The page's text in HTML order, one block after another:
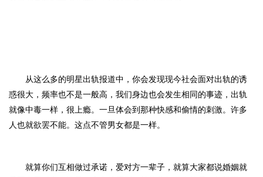
从这么多的明星出轨报道中，你会发现现今社会面对出轨的诱
惑很大，频率也不是一般高，我们身边也会发生相同的事迹， 出轨
就像中毒一样，很上瘾。一旦体会到那种快感和偷情的刺激。许多
人也就欲罢不能。这点不管男女都是一样。
就算你们互相做过承诺，爱对方一辈子，就算大家都说婚姻就